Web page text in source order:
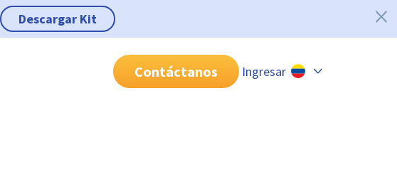
Descargar Kit
Contáctanos Ingresar